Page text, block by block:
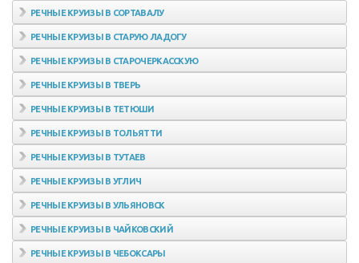
РЕЧНЫЕ КРУИЗЫ В СОРТАВАЛУ
РЕЧНЫЕ КРУИЗЫ В СТАРУЮ ЛАДОГУ
РЕЧНЫЕ КРУИЗЫ В СТАРОЧЕРКАССКУЮ
РЕЧНЫЕ КРУИЗЫ В ТВЕРЬ
РЕЧНЫЕ КРУИЗЫ В ТЕТЮШИ
РЕЧНЫЕ КРУИЗЫ В ТОЛЬЯТТИ
РЕЧНЫЕ КРУИЗЫ В ТУТАЕВ
РЕЧНЫЕ КРУИЗЫ В УГЛИЧ
РЕЧНЫЕ КРУИЗЫ В УЛЬЯНОВСК
РЕЧНЫЕ КРУИЗЫ В ЧАЙКОВСКИЙ
РЕЧНЫЕ КРУИЗЫ В ЧЕБОКСАРЫ